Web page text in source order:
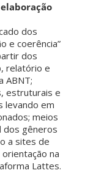
dos
e coerência”
dos
relatório e
ABNT;
estruturais e
levando em
meios
dos gêneros
a sites de
na
Lattes.